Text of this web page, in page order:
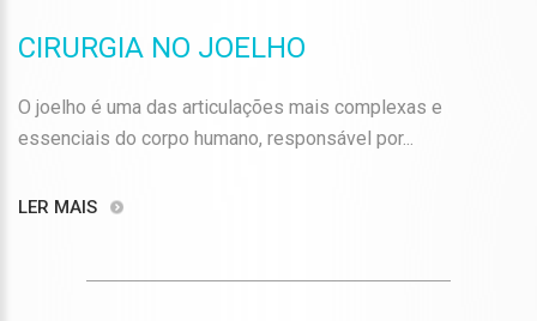
CIRURGIA NO JOELHO
O joelho é uma das articulações mais complexas e
essenciais do corpo humano, responsável por...
LER MAIS